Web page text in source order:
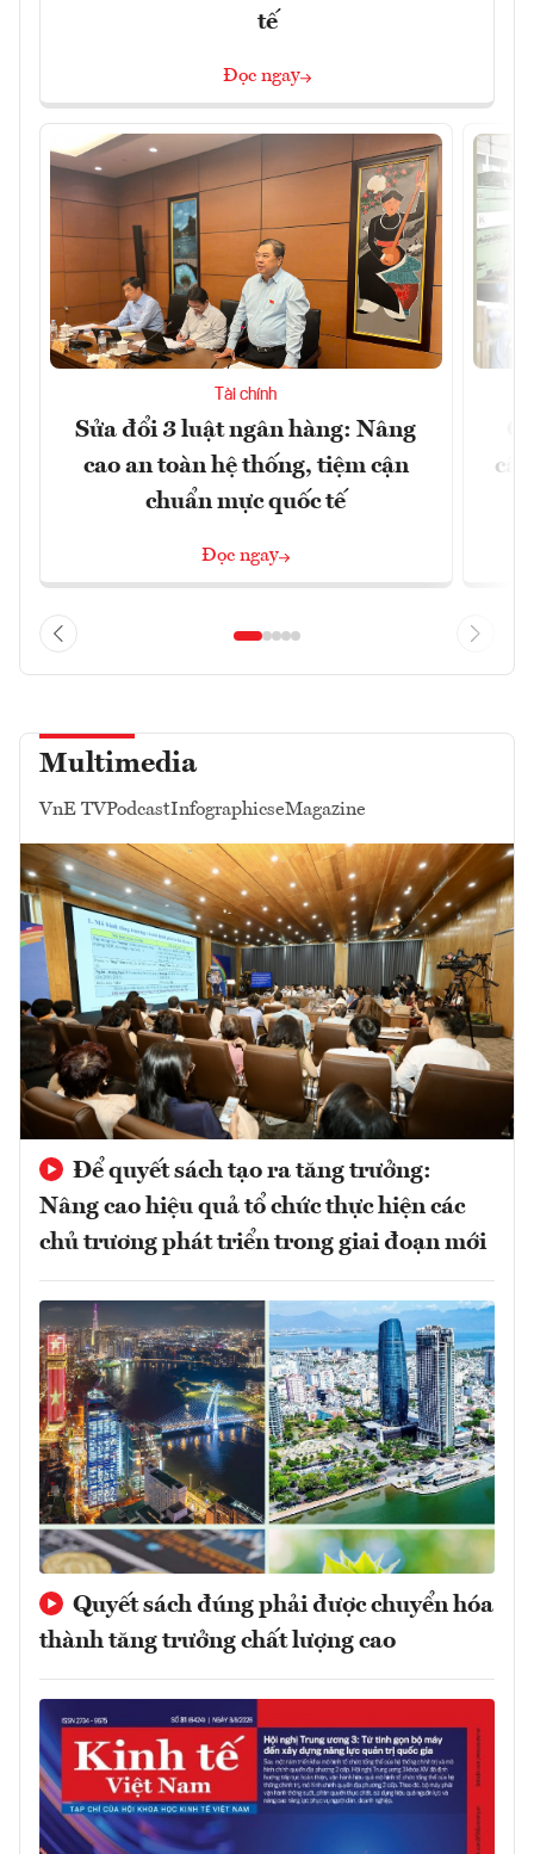
tế
Đọc ngay
Tài chính
Sửa đổi 3 luật ngân hàng: Nâng
cao an toàn hệ thống, tiệm cận
chuẩn mực quốc tế
Đọc ngay
Multimedia
VnE TVPodcastInfographicseMagazine
Để quyết sách tạo ra tăng trưởng:
Nâng cao hiệu quả tổ chức thực hiện các
chủ trương phát triển trong giai đoạn mới
Quyết sách đúng phải được chuyển hóa
thành tăng trưởng chất lượng cao